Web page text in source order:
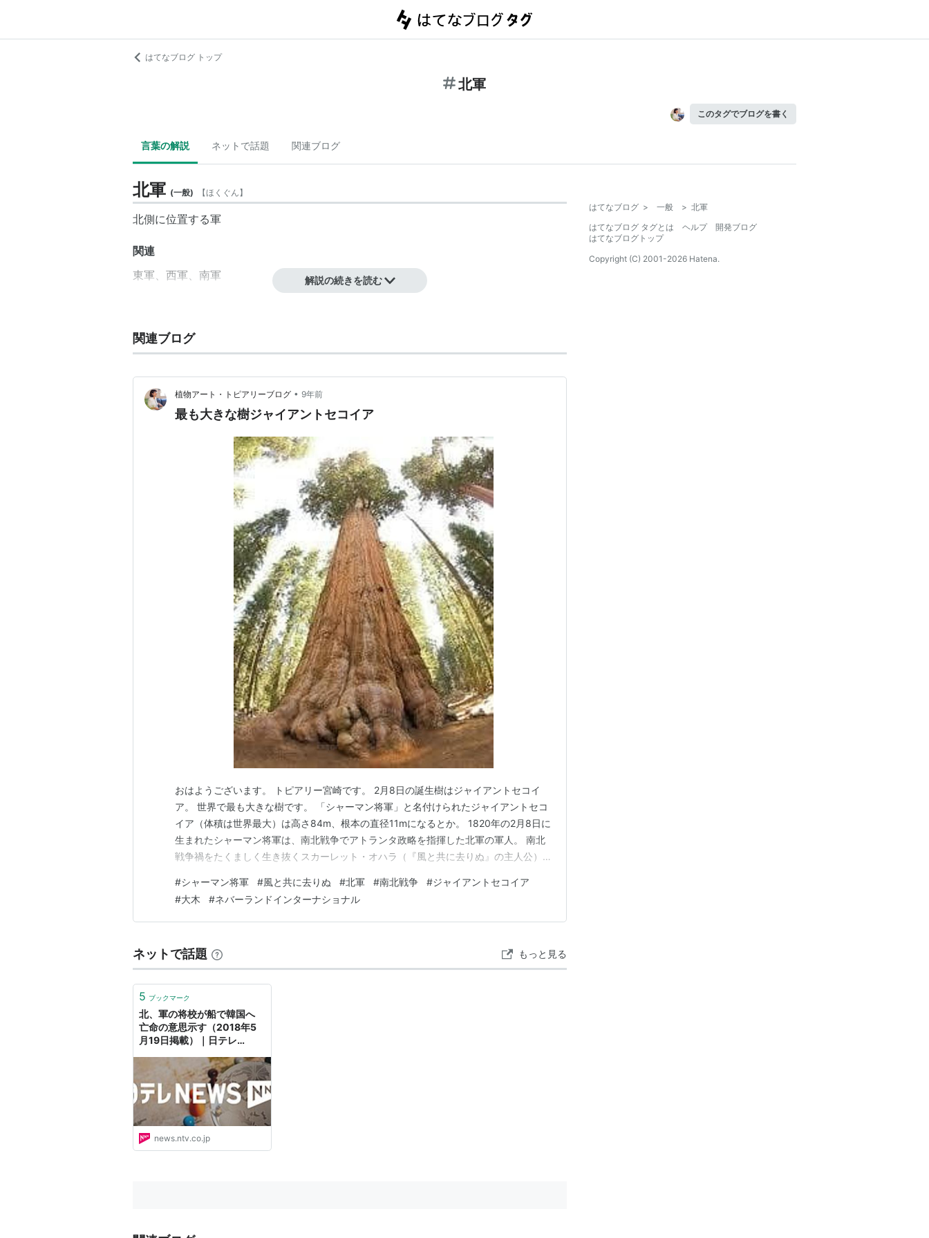
はてなブログ トップ
北軍
このタグでブログを書く
言葉の解説 ネットで話題 関連ブログ
北軍 (一般) 【ほくぐん】
北側に位置する軍
関連
東軍、 西軍、 南軍 解説の続きを読む
関連ブログ
植物アート・トピアリーブログ • 9年前
最も大きな樹ジャイアントセコイア
おはようございます。 トピアリー宮崎です。 2月8日の誕生樹はジャイアントセコイ
ア。 世界で最も大きな樹です。 「シャーマン将軍」と名付けられたジャイアントセコ
イア（体積は世界最大）は高さ84m、根本の直径11mになるとか。 1820年の2月8日に
生まれたシャーマン将軍は、南北戦争でアトランタ政略を指揮した北軍の軍人。 南北
戦争禍をたくましく生き抜くスカーレット・オハラ（『風と共に去りぬ』の主人公）を
はセコイア国立公園から） 植物アートトピアリーで【安心・安全なまちづくり】April
Dream トピアリーでまち…
#シャーマン将軍 #風と共に去りぬ #北軍 #南北戦争 #ジャイアントセコイア
#大木 #ネバーランドインターナショナル
ネットで話題 もっと見る
5 ブックマーク
北、軍の将校が船で韓国へ
亡命の意思示す（2018年5
月19日掲載）｜日テレ
news.ntv.co.jp
はてなブログ > 一般 > 北軍
はてなブログ タグとは
ヘルプ
開発ブログ
はてなブログトップ
Copyright (C) 2001-2026 Hatena.